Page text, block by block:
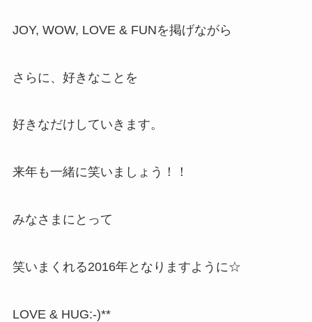
JOY, WOW, LOVE & FUNを掲げながら
さらに、好きなことを
好きなだけしていきます。
来年も一緒に笑いましょう！！
みなさまにとって
笑いまくれる2016年となりますように☆
LOVE & HUG:-)**